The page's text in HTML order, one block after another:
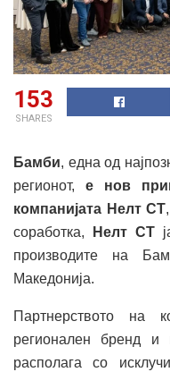
153
SHARES
Бамби, една од
регионот, е нов
компанијата Нелт СТ
соработка,
Нелт СТ
производите на
Македонија.
Партнерството на
регионален бренд и
располага со